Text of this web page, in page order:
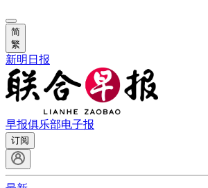
简
繁
新明日报
早报俱乐部电子报
订阅